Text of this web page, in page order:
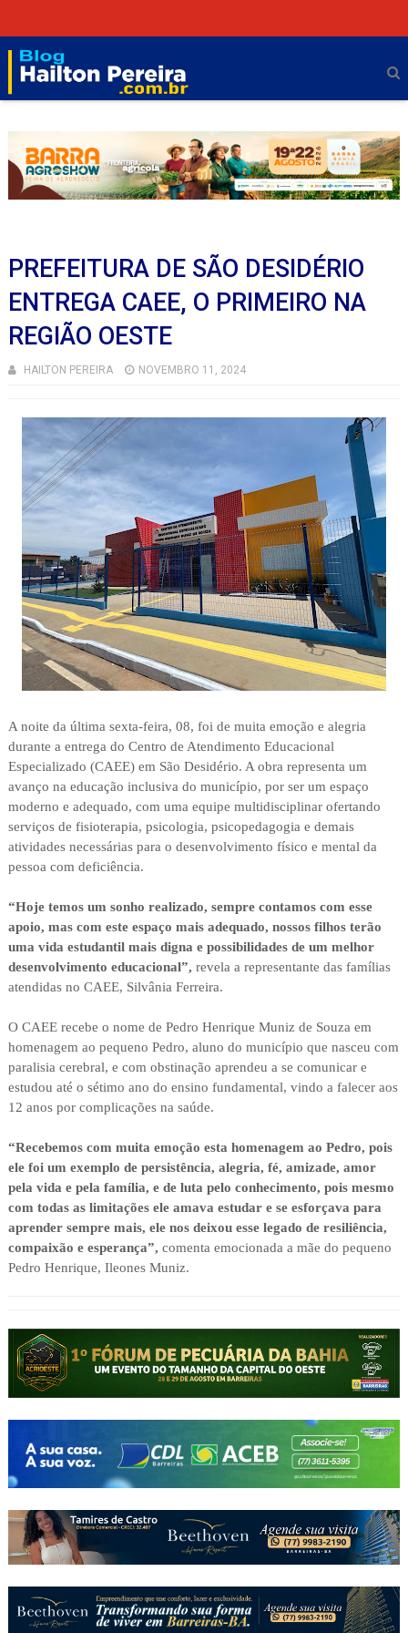
PREFEITURA DE SÃO DESIDÉRIO
ENTREGA CAEE, O PRIMEIRO NA
REGIÃO OESTE
HAILTON PEREIRA NOVEMBRO 11, 2024
A noite da última sexta-feira, 08, foi de muita emoção e alegria
durante a entrega do Centro de Atendimento Educacional
Especializado (CAEE) em São Desidério. A obra representa um
avanço na educação inclusiva do município, por ser um espaço
moderno e adequado, com uma equipe multidisciplinar ofertando
serviços de fisioterapia, psicologia, psicopedagogia e demais
atividades necessárias para o desenvolvimento físico e mental da
pessoa com deficiência.
“Hoje temos um sonho realizado, sempre contamos com esse
apoio, mas com este espaço mais adequado, nossos filhos terão
uma vida estudantil mais digna e possibilidades de um melhor
desenvolvimento educacional”, revela a representante das famílias
atendidas no CAEE, Silvânia Ferreira.
O CAEE recebe o nome de Pedro Henrique Muniz de Souza em
homenagem ao pequeno Pedro, aluno do município que nasceu com
paralisia cerebral, e com obstinação aprendeu a se comunicar e
estudou até o sétimo ano do ensino fundamental, vindo a falecer aos
12 anos por complicações na saúde.
“Recebemos com muita emoção esta homenagem ao Pedro, pois
ele foi um exemplo de persistência, alegria, fé, amizade, amor
pela vida e pela família, e de luta pelo conhecimento, pois mesmo
com todas as limitações ele amava estudar e se esforçava para
aprender sempre mais, ele nos deixou esse legado de resiliência,
compaixão e esperança”, comenta emocionada a mãe do pequeno
Pedro Henrique, Ileones Muniz.